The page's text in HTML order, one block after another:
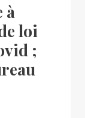
à
loi
;